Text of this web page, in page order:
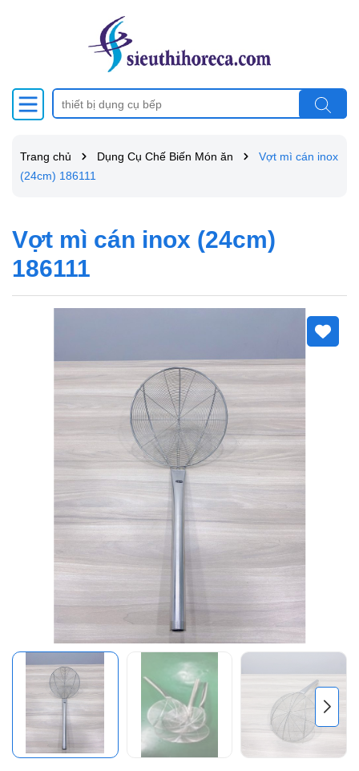
Trang chủ Dụng Cụ Chế Biến Món ăn
Vợt mì cán inox
(24cm) 186111
Vợt mì cán inox (24cm)
186111